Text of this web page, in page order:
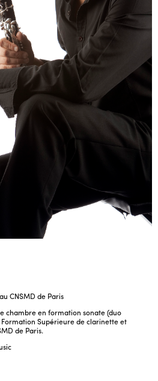
ENGLISH
NEWSLETTER
CONTACTS
AGENDA
CNSMD de Paris
chambre en formation sonate (duo
Supérieure de clarinette et
de Paris.